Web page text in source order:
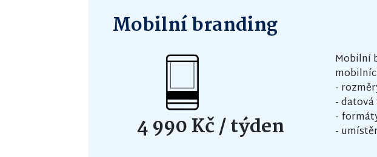
Mobilní branding
4 990 Kč/ týden
Mobilní
-
-
-
-